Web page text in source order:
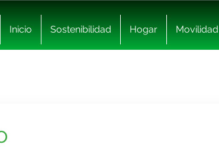
Inicio Sostenibilidad Hogar Movilidad